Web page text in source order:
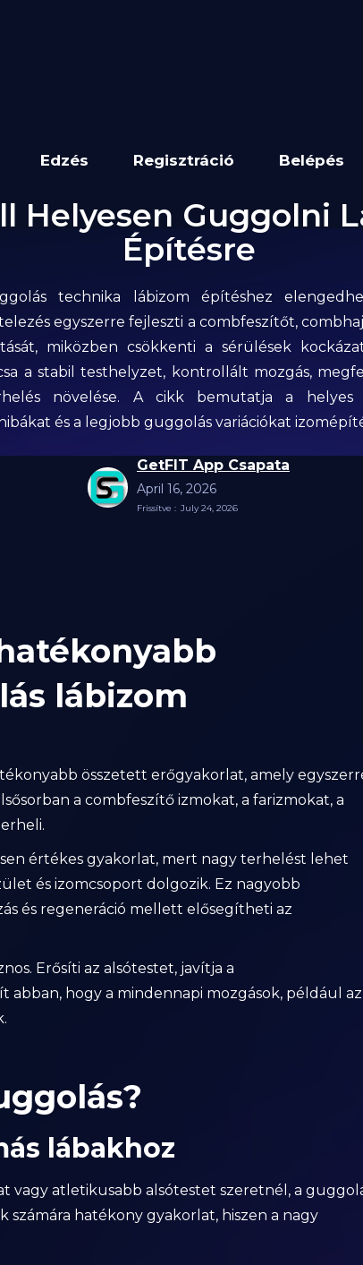
Edzés Regisztráció Belépés
Helyesen Guggolni
Építésre
technika lábizom építéshez
egyszerre fejleszti a combfeszítőt,
miközben csökkenti a sérülések
a stabil testhelyzet, kontrollált mozgás,
növelése. A cikk bemutatja a helyes
és a legjobb guggolás variációkat
GetFIT App Csapata
April 16, 2026
Frissítve : July 24, 2026
lábizom
összetett erőgyakorlat, amely
a combfeszítő izmokat, a farizmokat, a
értékes gyakorlat, mert nagy terhelést lehet
és izomcsoport dolgozik. Ez nagyobb
és regeneráció mellett elősegítheti az
Erősíti az alsótestet, javítja a
abban, hogy a mindennapi mozgások, például az
lábakhoz
vagy atletikusabb alsótestet szeretnél, a
számára hatékony gyakorlat, hiszen a nagy